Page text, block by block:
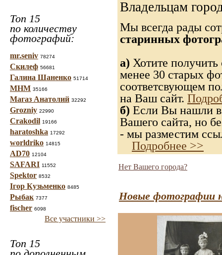
Топ 15
по количеству
фотографий:
mr.seniv 78274
Скилеф 56681
Галина Шаненко 51714
МНМ 35166
Магаз Анатолий 32292
Grozniy 22990
Crakodil 19166
haratoshka 17292
worldriko 14815
AD70 12104
SAFARI 11552
Spektor 8532
Ігор Кузьменко 8485
Рыбак 7377
fischer 6098
Все участники >>
Топ 15
Владельцам
Мы всегда рады
старинных
а) Хотите
менее 30 старых
соответсвующем
на Ваш сайт.
б) Если Вы нашли в
Вашего сайта, но
- мы разместим
Подробнее >>
Нет Вашего города?
Новые фотографии